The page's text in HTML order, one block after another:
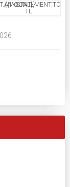
TL